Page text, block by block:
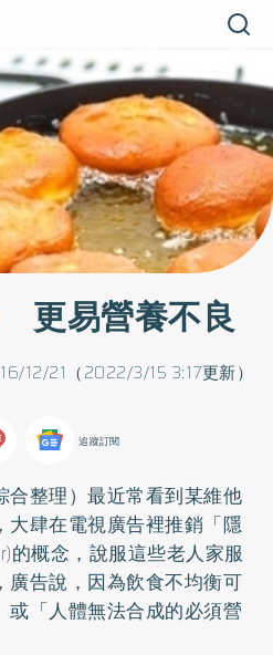
更易營養不良
12/21（2022/3/15 3:17更新）
追蹤訂閱
合整理）最近常看到某維他
大肆在電視廣告裡推銷「隱
概念，說服這些老人家服
廣告說，因為飲食不均衡可
「人體無法合成的必須營